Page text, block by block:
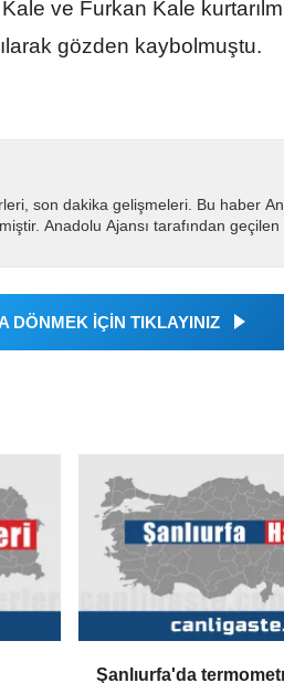
ve Furkan Kale
gözden kaybolmuştu.
son dakika gelişmeleri. Bu haber
Anadolu Ajansı tarafından geçilen
DÖNMEK İÇİN TIKLAYINIZ
Şanlıurfa'da